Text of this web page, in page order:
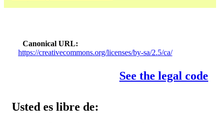
Canonical URL
https://creativecommons.org/licenses/by-sa/2.5/ca/
See the legal code
Usted es libre de: